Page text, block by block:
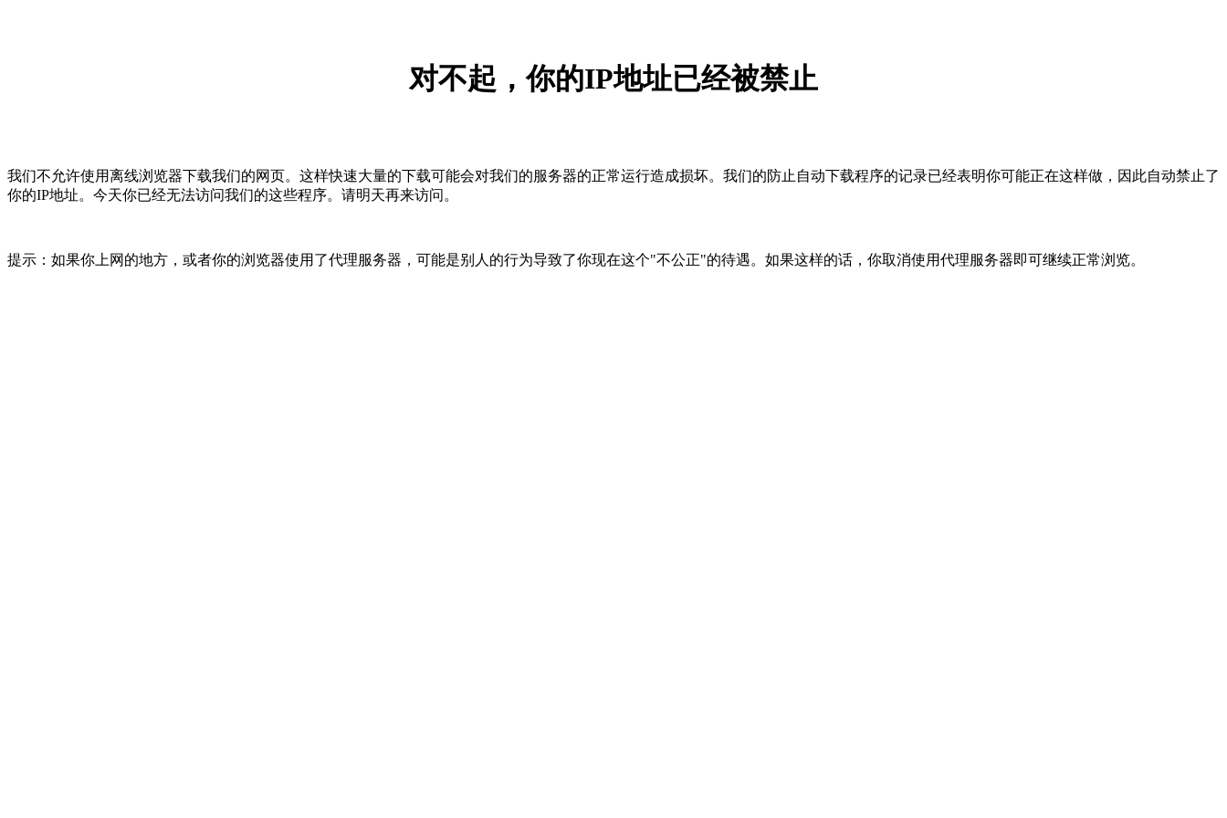
对不起，你的IP地址已经被禁止
我们不允许使用离线浏览器下载我们的网页。这样快速大量的下载可能会对我们的服务器的正常运行造成损坏。我们的防止自动下载程序的记录已经表明你可能正在这样做，因此自动禁止了
你的IP地址。今天你已经无法访问我们的这些程序。请明天再来访问。
提示：如果你上网的地方，或者你的浏览器使用了代理服务器，可能是别人的行为导致了你现在这个"不公正"的待遇。如果这样的话，你取消使用代理服务器即可继续正常浏览。